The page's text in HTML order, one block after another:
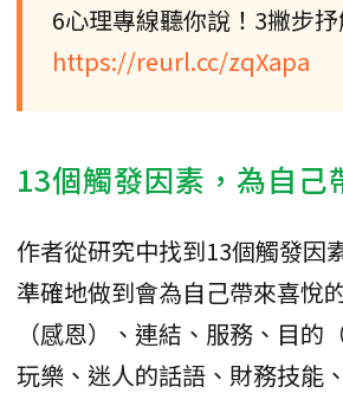
6心理專線聽你說！3撇步抒
https://reurl.cc/zqXapa
13個觸發因素，為自己
作者從研究中找到13個觸發因
準確地做到會為自己帶來喜悅
（感恩）、連結、服務、目的
玩樂、迷人的話語、財務技能